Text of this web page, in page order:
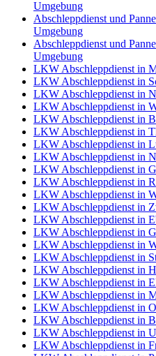
Umgebung
Abschleppdienst und
Umgebung
Abschleppdienst und
Umgebung
LKW Abschleppdienst in
LKW Abschleppdienst in
LKW Abschleppdienst in
LKW Abschleppdienst in
LKW Abschleppdienst in
LKW Abschleppdienst in
LKW Abschleppdienst in
LKW Abschleppdienst in
LKW Abschleppdienst in
LKW Abschleppdienst in
LKW Abschleppdienst in
LKW Abschleppdienst in
LKW Abschleppdienst in
LKW Abschleppdienst in
LKW Abschleppdienst in
LKW Abschleppdienst in
LKW Abschleppdienst in
LKW Abschleppdienst in
LKW Abschleppdienst in
LKW Abschleppdienst in
LKW Abschleppdienst in
LKW Abschleppdienst in
LKW Abschleppdienst in